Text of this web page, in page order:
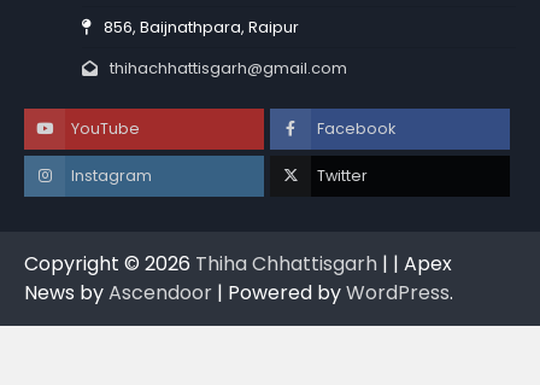
856, Baijnathpara, Raipur
thihachhattisgarh@gmail.com
YouTube Facebook
Instagram Twitter
Copyright © 2026 Thiha Chhattisgarh | | Apex
News byAscendoor | Powered byWordPress.